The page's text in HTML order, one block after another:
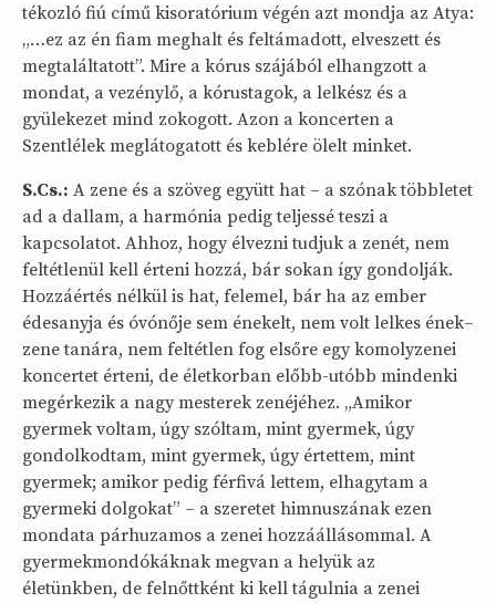
tékozló fiú című kisoratórium végén azt mondja az Atya:
„…ez az én fiam meghalt és feltámadott, elveszett és
megtaláltatott”. Mire a kórus szájából elhangzott a
mondat, a vezénylő, a kórustagok, a lelkész és a
gyülekezet mind zokogott. Azon a koncerten a
Szentlélek meglátogatott és keblére ölelt minket.
S.Cs.: A zene és a szöveg együtt hat – a szónak többletet
ad a dallam, a harmónia pedig teljessé teszi a
kapcsolatot. Ahhoz, hogy élvezni tudjuk a zenét, nem
feltétlenül kell érteni hozzá, bár sokan így gondolják.
Hozzáértés nélkül is hat, felemel, bár ha az ember
édesanyja és óvónője sem énekelt, nem volt lelkes ének–
zene tanára, nem feltétlen fog elsőre egy komolyzenei
koncertet érteni, de életkorban előbb-utóbb mindenki
megérkezik a nagy mesterek zenéjéhez. „Amikor
gyermek voltam, úgy szóltam, mint gyermek, úgy
gondolkodtam, mint gyermek, úgy értettem, mint
gyermek; amikor pedig férfivá lettem, elhagytam a
gyermeki dolgokat” – a szeretet himnuszának ezen
mondata párhuzamos a zenei hozzáállásommal. A
gyermekmondókáknak megvan a helyük az
életünkben, de felnőttként ki kell tágulnia a zenei